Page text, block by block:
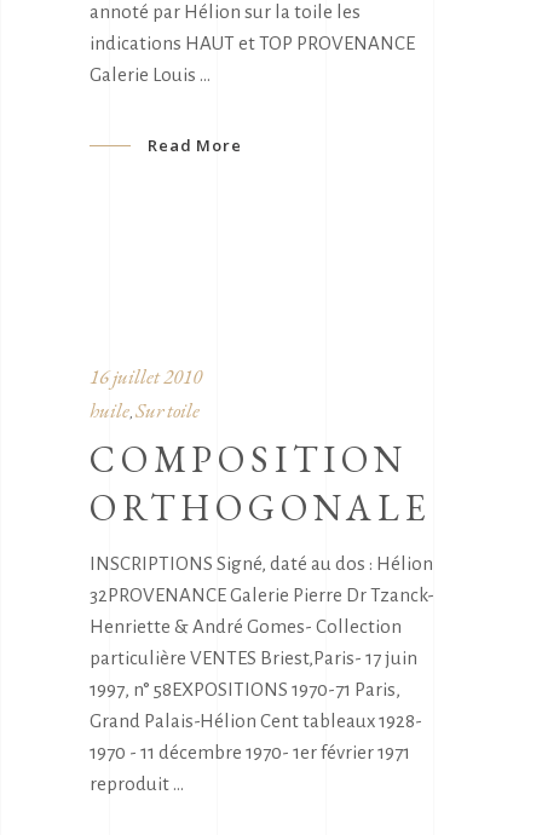
annoté par Hélion sur la toile les
indications HAUT et TOP PROVENANCE
Galerie Louis
Read More
16 juillet 2010
huile Sur toile
COMPOSITION
ORTHOGONALE
INSCRIPTIONS Signé, daté au dos : Hélion
32PROVENANCE Galerie Pierre Dr Tzanck-
Henriette & André Gomes- Collection
particulière VENTES Briest,Paris- 17 juin
1997, n° 58EXPOSITIONS 1970-71 Paris,
Grand Palais-Hélion Cent tableaux 1928-
1970 - 11 décembre 1970- 1er février 1971
reproduit